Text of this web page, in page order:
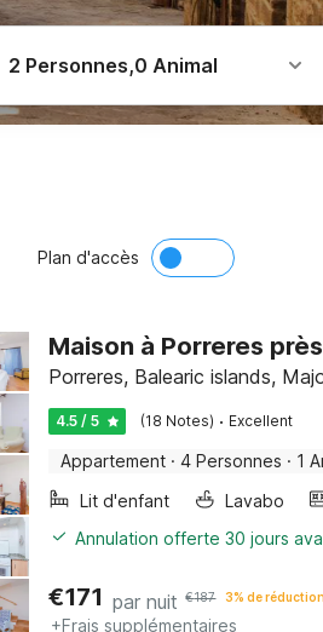
2 Personnes,0 Animal
Plan d'accès
Maison à Porreres
Porreres, Balearic islands,
4.5 / 5 (18 Notes) · Excellent
Appartement · 4 Personnes · 1
Lit d'enfant
Lavabo
Annulation offerte 30 jours
€171 par nuit €187 3% de réduction
+Frais supplémentaires